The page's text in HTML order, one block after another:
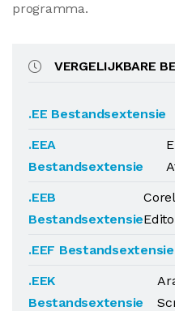
programma.
VERGELIJKBARE
.EE Bestandsextensie
.EEA
Bestandsextensie
.EEB
Bestandsextensie
.EEF Bestandsextensie
.EEK
Bestandsextensie